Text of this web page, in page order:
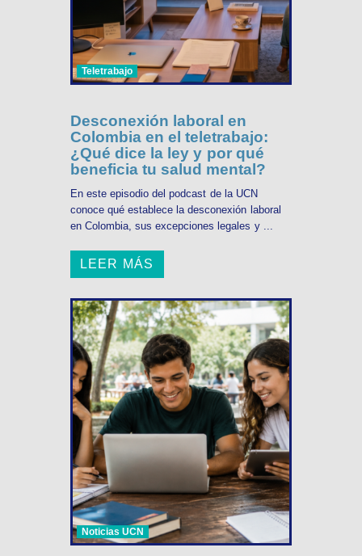
Teletrabajo
Desconexión laboral en
Colombia en el teletrabajo:
¿Qué dice la ley y por qué
beneficia tu salud mental?
En este episodio del podcast de la UCN
conoce qué establece la desconexión laboral
en Colombia, sus excepciones legales y ...
LEER MÁS
Noticias UCN